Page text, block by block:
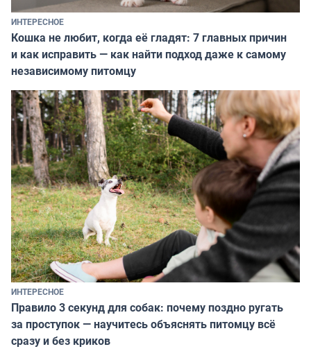
ИНТЕРЕСНОЕ
Кошка не любит, когда её гладят: 7 главных причин
и как исправить — как найти подход даже к самому
независимому питомцу
ИНТЕРЕСНОЕ
Правило 3 секунд для собак: почему поздно ругать
за проступок — научитесь объяснять питомцу всё
сразу и без криков